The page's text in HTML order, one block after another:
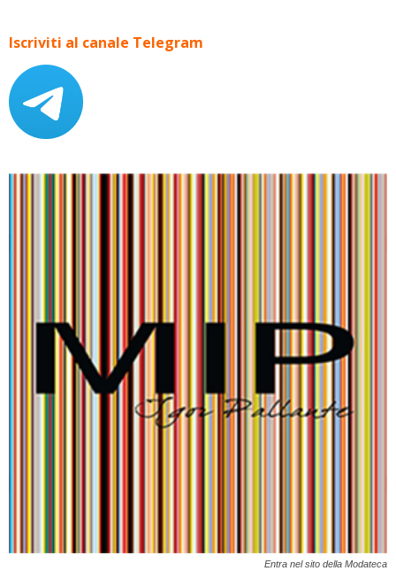
Iscriviti al canale Telegram
Entra nel sito della Modateca